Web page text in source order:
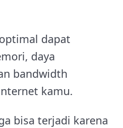
dapat
daya
bandwidth
kamu.
bisa terjadi karena